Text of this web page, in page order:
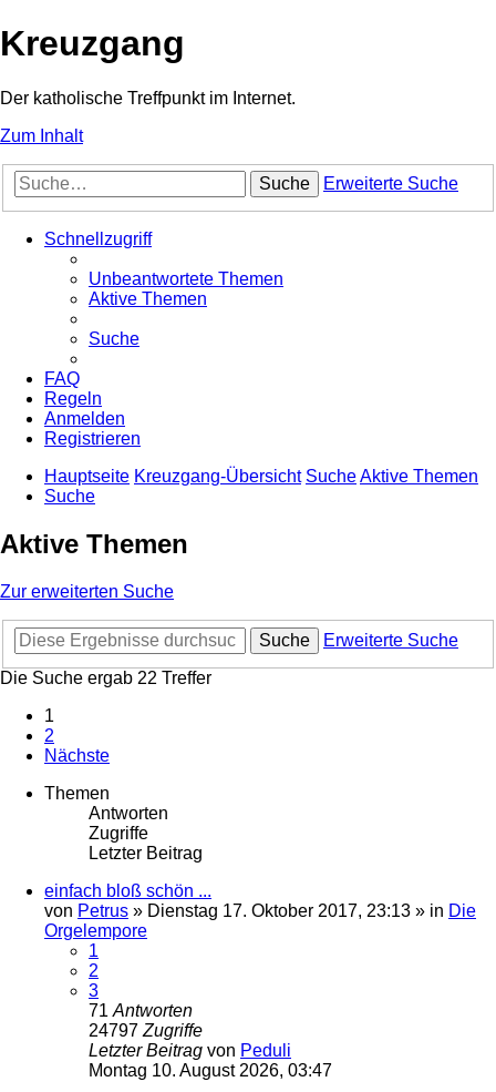
Kreuzgang
Der katholische Treffpunkt im Internet.
Zum Inhalt
Suche Erweiterte Suche
Schnellzugriff
Unbeantwortete Themen
Aktive Themen
Suche
FAQ
Regeln
Anmelden
Registrieren
Hauptseite Kreuzgang-Übersicht SucheAktive Themen
Suche
Aktive Themen
Zur erweiterten Suche
Suche
Erweiterte Suche
Die Suche ergab 22 Treffer
1
2
Nächste
Themen
Antworten
Zugriffe
Letzter Beitrag
einfach bloß schön ...
von Petrus » Dienstag 17. Oktober 2017, 23:13 » in Die
Orgelempore
1
2
3
71 Antworten
24797 Zugriffe
Letzter Beitrag von Peduli
Montag 10. August 2026, 03:47